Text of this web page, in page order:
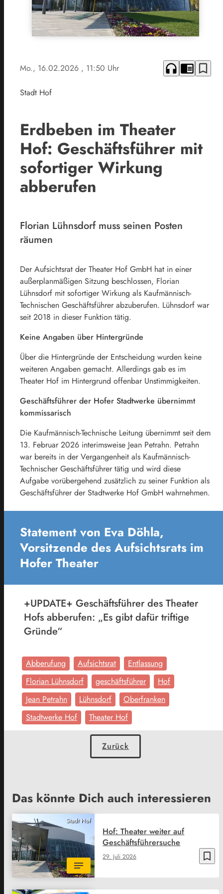
Mo., 16.02.2026 , 11:50 Uhr headphones chrome_reader_mode bookmark_border
Stadt Hof
Erdbeben im Theater
Hof: Geschäftsführer mit
sofortiger Wirkung
abberufen
Florian Lühnsdorf muss seinen Posten
räumen
Der Aufsichtsrat der Theater Hof GmbH hat in einer
außerplanmäßigen Sitzung beschlossen, Florian
Lühnsdorf mit sofortiger Wirkung als Kaufmännisch-
Technischen Geschäftsführer abzuberufen. Lühnsdorf war
seit 2018 in dieser Funktion tätig.
Keine Angaben über Hintergründe
Über die Hintergründe der Entscheidung wurden keine
weiteren Angaben gemacht. Allerdings gab es im
Theater Hof im Hintergrund offenbar Unstimmigkeiten.
Geschäftsführer der Hofer Stadtwerke übernimmt
kommissarisch
Die Kaufmännisch-Technische Leitung übernimmt seit dem
13. Februar 2026 interimsweise Jean Petrahn. Petrahn
war bereits in der Vergangenheit als Kaufmännisch-
Technischer Geschäftsführer tätig und wird diese
Aufgabe vorübergehend zusätzlich zu seiner Funktion als
Geschäftsführer der Stadtwerke Hof GmbH wahrnehmen.
Statement von Eva Döhla,
Vorsitzende des Aufsichtsrats im
Hofer Theater
+UPDATE+ Geschäftsführer des Theater
Hofs abberufen: „Es gibt dafür triftige
Gründe“
Abberufung Aufsichtsrat
Entlassung
Florian Lühnsdorf
geschäftsführer
Hof
Jean Petrahn
Lühnsdorf
Oberfranken
Stadtwerke Hof
Theater Hof
Zurück
Das könnte Dich auch interessieren
Stadt Hof
bookmark_border
29. Juli 2026
Hof: Theater weiter auf
Geschäftsführersuche